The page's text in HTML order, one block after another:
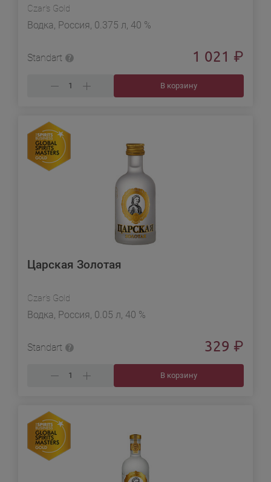
Czar's Gold
Водка, Россия, 0.375 л, 40 %
Standart 1 021 ₽
В корзину
Царская Золотая
Czar's Gold
Водка, Россия, 0.05 л, 40 %
Standart 329 ₽
В корзину